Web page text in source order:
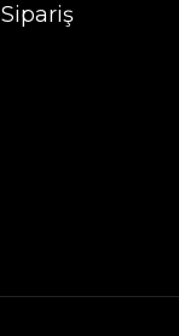
Sipariş